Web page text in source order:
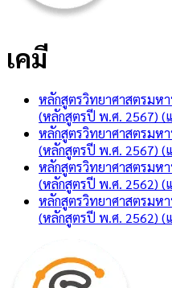
เคมี
หลักสูตรวิทยาศาสตรมห
(หลักสูตรปี พ.ศ. 2567) (
หลักสูตรวิทยาศาสตรมห
(หลักสูตรปี พ.ศ. 2567) (
หลักสูตรวิทยาศาสตรมห
(หลักสูตรปี พ.ศ. 2562) (
หลักสูตรวิทยาศาสตรมห
(หลักสูตรปี พ.ศ. 2562) (